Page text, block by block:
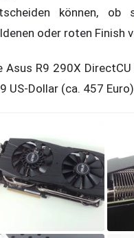
können,
oder roten Finish
Asus R9 290X
US-Dollar (ca. 457